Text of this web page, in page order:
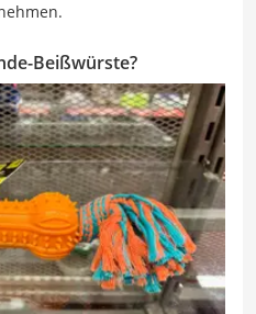
Beißwürste?